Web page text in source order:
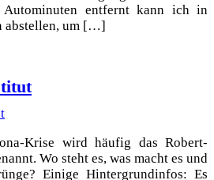
Autominuten entfernt kann ich in
abstellen, um […]
Krise wird häufig das Robert-
Wo steht es, was macht es und
Einige Hintergrundinfos: Es